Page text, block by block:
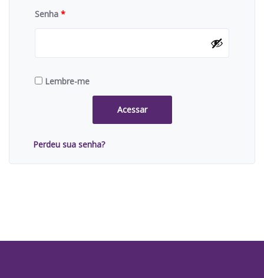
Senha *
Lembre-me
Acessar
Perdeu sua senha?